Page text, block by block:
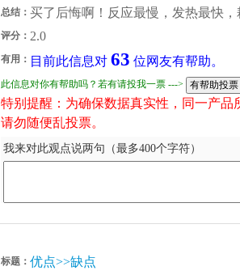
总结： 买了后悔啊！反应最慢，发热最快
评分： 2.0
有用： 目前此信息对 63 位网友有帮助。
此信息对你有帮助吗？若有请投我一票 --->
特别提醒：为确保数据真实性，同一产
请勿随便乱投票。
我来对此观点说两句（最多400个字符）
标题： 优点>>缺点